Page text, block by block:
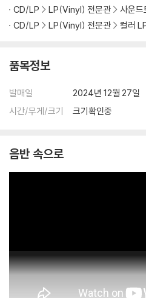
CD/LP
LP(Vinyl) 전문관
사운
CD/LP
LP(Vinyl) 전문관 컬러
품목정보
발매일
2024년 12월 27일
시간/무게/크기
크기확인중
음반 속으로